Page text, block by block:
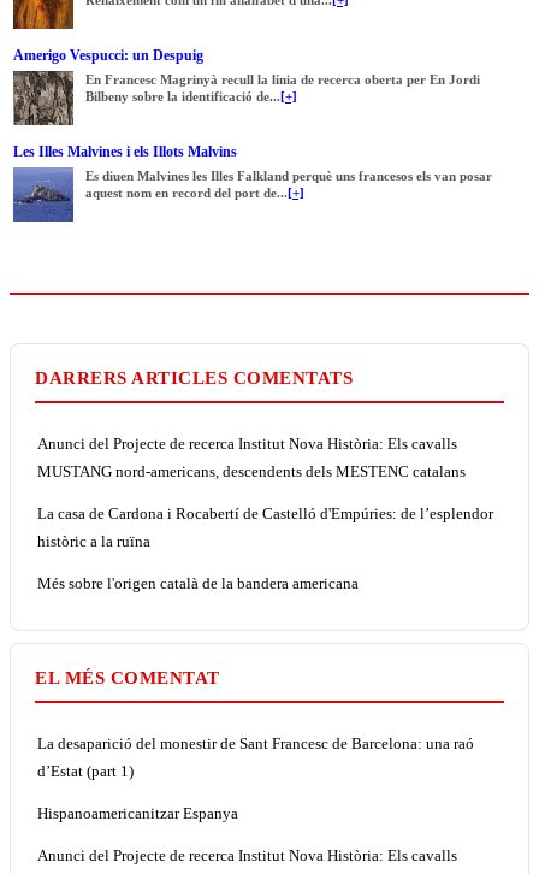
Amerigo Vespucci: un Despuig
En Francesc Magrinyà recull la línia de recerca oberta per En Jordi
Bilbeny sobre la identificació de...[+]
Les Illes Malvines i els Illots Malvins
Es diuen Malvines les Illes Falkland perquè uns francesos els van posar
aquest nom en record del port de...[+]
DARRERS ARTICLES COMENTATS
Anunci del Projecte de recerca Institut Nova Història: Els cavalls
MUSTANG nord-americans, descendents dels MESTENC catalans
La casa de Cardona i Rocabertí de Castelló d'Empúries: de l’esplendor
històric a la ruïna
Més sobre l'origen català de la bandera americana
EL MÉS COMENTAT
La desaparició del monestir de Sant Francesc de Barcelona: una raó
d’Estat (part 1)
Hispanoamericanitzar Espanya
Anunci del Projecte de recerca Institut Nova Història: Els cavalls